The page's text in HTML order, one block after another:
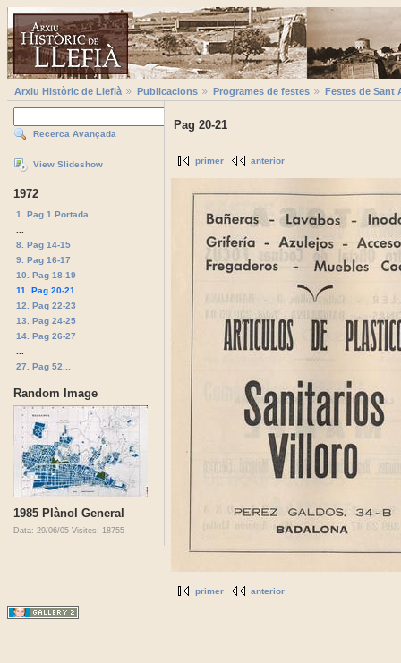
Arxiu Històric de Llefià Publicacions Programes de festes Festes de Sant
Recerca Avançada
View Slideshow
1972
1. Pag 1 Portada.
8. Pag 14-15
9. Pag 16-17
10. Pag 18-19
11. Pag 20-21
12. Pag 22-23
13. Pag 24-25
14. Pag 26-27
27. Pag 52...
Random Image
1985 Plànol General
Data: 29/06/05 Visites: 18755
Pag 20-21
primer anterior
primer anterior